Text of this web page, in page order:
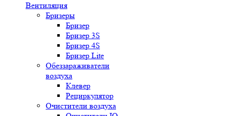
Вентиляция
Бризеры
Бризер
Бризер 3S
Бризер 4S
Бризер Lite
Обеззараживатели
воздуха
Клевер
Рециркулятор
Очистители воздуха